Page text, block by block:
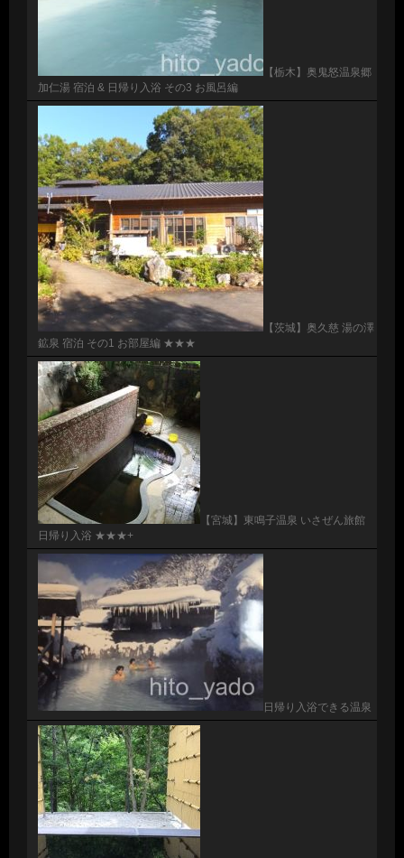
【栃木】奥鬼怒温泉郷
加仁湯 宿泊 & 日帰り入浴 その3 お風呂編
【茨城】奥久慈 湯の澤
鉱泉 宿泊 その1 お部屋編 ★★★
【宮城】東鳴子温泉 いさぜん旅館
日帰り入浴 ★★★+
日帰り入浴できる温泉